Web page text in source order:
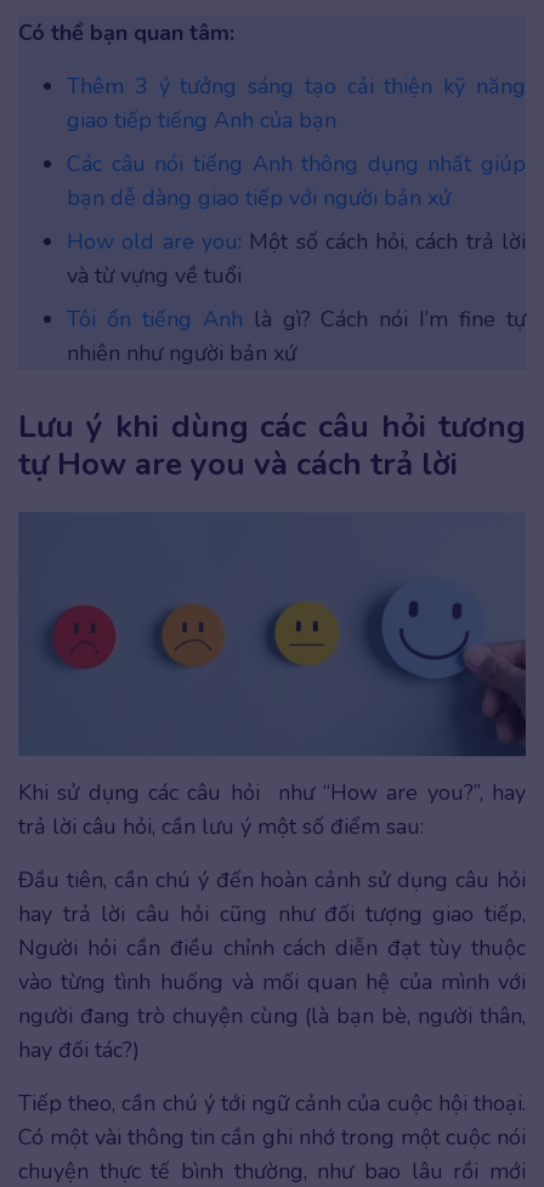
Có thể bạn quan tâm:
Thêm 3 ý tưởng sáng tạo cải thiện kỹ năng
giao tiếp tiếng Anh của bạn
Các câu nói tiếng Anh thông dụng nhất giúp
bạn dễ dàng giao tiếp với người bản xứ
How old are you: Một số cách hỏi, cách trả lời
và từ vựng về tuổi
Tôi ổn tiếng Anh là gì? Cách nói I’m fine tự
nhiên như người bản xứ
Lưu ý khi dùng các câu hỏi tương
tự How are you và cách trả lời
Khi sử dụng các câu hỏi như “How are you?”, hay
trả lời câu hỏi, cần lưu ý một số điểm sau:
Đầu tiên, cần chú ý đến hoàn cảnh sử dụng câu hỏi
hay trả lời câu hỏi cũng như đối tượng giao tiếp,
Người hỏi cần điều chỉnh cách diễn đạt tùy thuộc
vào từng tình huống và mối quan hệ của mình với
người đang trò chuyện cùng (là bạn bè, người thân,
hay đối tác?)
Tiếp theo, cần chú ý tới ngữ cảnh của cuộc hội thoại.
Có một vài thông tin cần ghi nhớ trong một cuộc nói
chuyện thực tế bình thường, như bao lâu rồi mới